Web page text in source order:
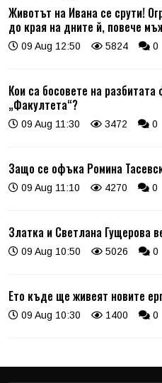
Животът на Ивана се срути!
до края на дните й, повече
09 Aug 12:50 5824 0
Кои са босовете на
„Факултета“?
09 Aug 11:30 3472 0
Защо се офъка Ромина
09 Aug 11:10 4270 0
Златка и Светлана Гущерова
09 Aug 10:50 5026 0
Ето къде ще живеят новите
09 Aug 10:30 1400 0